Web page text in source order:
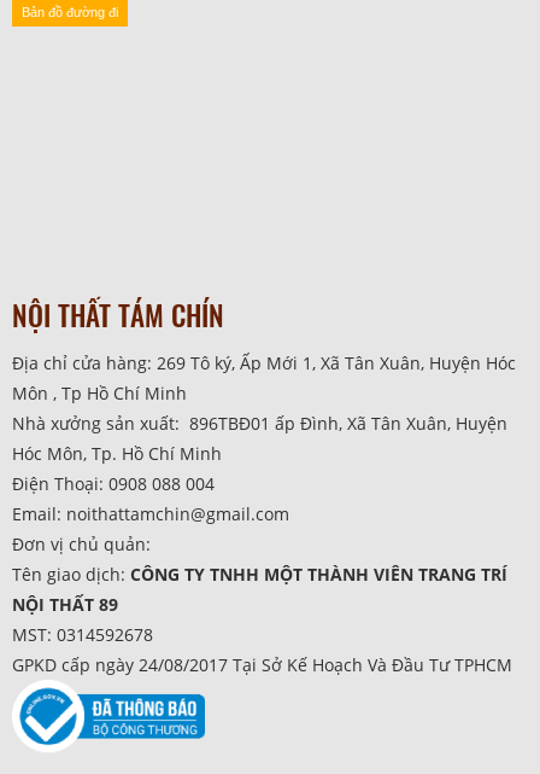
Bản đồ đường đi
NỘI THẤT TÁM CHÍN
Địa chỉ cửa hàng: 269 Tô ký, Ấp Mới 1, Xã Tân Xuân, Huyện Hóc
Môn , Tp Hồ Chí Minh
Nhà xưởng sản xuất: 896TBĐ01 ấp Đình, Xã Tân Xuân, Huyện
Hóc Môn, Tp. Hồ Chí Minh
Điện Thoại: 0908 088 004
Email: noithattamchin@gmail.com
Đơn vị chủ quản:
Tên giao dịch: CÔNG TY TNHH MỘT THÀNH VIÊN TRANG TRÍ
NỘI THẤT 89
MST: 0314592678
GPKD cấp ngày 24/08/2017 Tại Sở Kế Hoạch Và Đầu Tư TPHCM